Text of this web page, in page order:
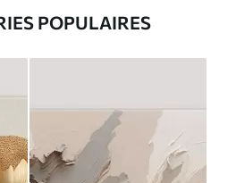
POPULAIRES